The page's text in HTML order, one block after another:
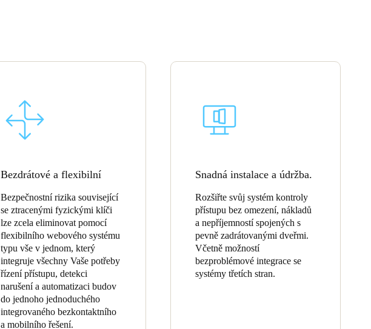
Bezdrátové a flexibilní
Bezpečnostní rizika související
se ztracenými fyzickými klíči
lze zcela eliminovat pomocí
flexibilního webového systému
typu vše v jednom, který
integruje všechny Vaše potřeby
řízení přístupu, detekci
narušení a automatizaci budov
do jednoho jednoduchého
integrovaného bezkontaktního
a mobilního řešení.
Snadná instalace a údržba.
Rozšiřte svůj systém kontroly
přístupu bez omezení, nákladů
a nepříjemností spojených s
pevně zadrátovanými dveřmi.
Včetně možností
bezproblémové integrace se
systémy třetích stran.